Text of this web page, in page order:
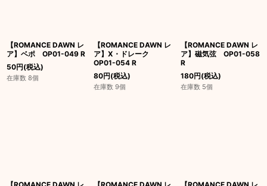
【ROMANCE DAWN レ
ア】ベポ OP01-049 R
50円(税込)
在庫数 8個
【ROMANCE DAWN レ
ア】X・ドレーク
OP01-054 R
80円(税込)
在庫数 9個
【ROMANCE DAWN レ
ア】磁気弦 OP01-058
R
180円(税込)
在庫数 5個